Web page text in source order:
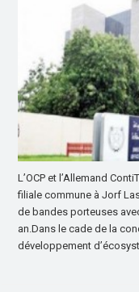
L’OCP et l’Allemand
filiale commune à Jorf
de bandes porteuses
an.Dans le cade de la
développement